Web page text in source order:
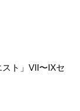
ト」VII〜IXセ